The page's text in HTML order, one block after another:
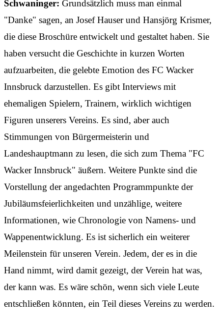
Schwaninger: Grundsätzlich muss man einmal
"Danke" sagen, an Josef Hauser und Hansjörg Krismer,
die diese Broschüre entwickelt und gestaltet haben. Sie
haben versucht die Geschichte in kurzen Worten
aufzuarbeiten, die gelebte Emotion des FC Wacker
Innsbruck darzustellen. Es gibt Interviews mit
ehemaligen Spielern, Trainern, wirklich wichtigen
Figuren unserers Vereins. Es sind, aber auch
Stimmungen von Bürgermeisterin und
Landeshauptmann zu lesen, die sich zum Thema "FC
Wacker Innsbruck" äußern. Weitere Punkte sind die
Vorstellung der angedachten Programmpunkte der
Jubiläumsfeierlichkeiten und unzählige, weitere
Informationen, wie Chronologie von Namens- und
Wappenentwicklung. Es ist sicherlich ein weiterer
Meilenstein für unseren Verein. Jedem, der es in die
Hand nimmt, wird damit gezeigt, der Verein hat was,
der kann was. Es wäre schön, wenn sich viele Leute
entschließen könnten, ein Teil dieses Vereins zu werden.